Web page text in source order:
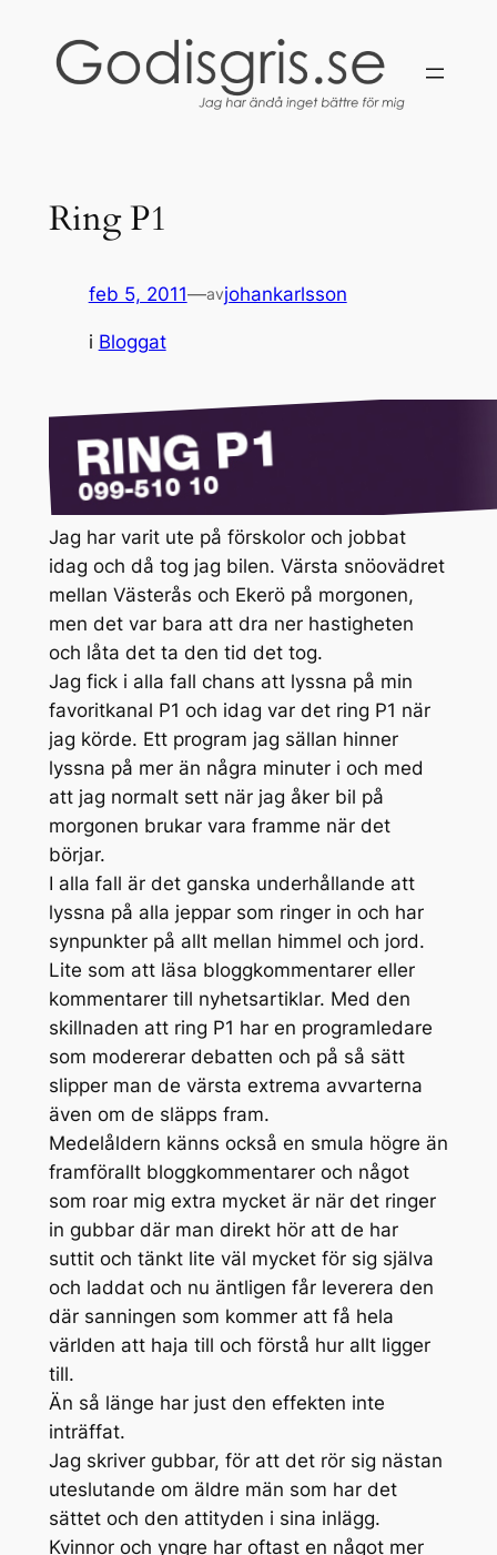
innehåll
Ring P1
feb 5, 2011—avjohankarlsson
i Bloggat
Jag har varit ute på förskolor och jobbat
idag och då tog jag bilen. Värsta snöovädret
mellan Västerås och Ekerö på morgonen,
men det var bara att dra ner hastigheten
och låta det ta den tid det tog.
Jag fick i alla fall chans att lyssna på min
favoritkanal P1 och idag var det ring P1 när
jag körde. Ett program jag sällan hinner
lyssna på mer än några minuter i och med
att jag normalt sett när jag åker bil på
morgonen brukar vara framme när det
börjar.
I alla fall är det ganska underhållande att
lyssna på alla jeppar som ringer in och har
synpunkter på allt mellan himmel och jord.
Lite som att läsa bloggkommentarer eller
kommentarer till nyhetsartiklar. Med den
skillnaden att ring P1 har en programledare
som modererar debatten och på så sätt
slipper man de värsta extrema avvarterna
även om de släpps fram.
Medelåldern känns också en smula högre än
framförallt bloggkommentarer och något
som roar mig extra mycket är när det ringer
in gubbar där man direkt hör att de har
suttit och tänkt lite väl mycket för sig själva
och laddat och nu äntligen får leverera den
där sanningen som kommer att få hela
världen att haja till och förstå hur allt ligger
till.
Än så länge har just den effekten inte
inträffat.
Jag skriver gubbar, för att det rör sig nästan
uteslutande om äldre män som har det
sättet och den attityden i sina inlägg.
Kvinnor och yngre har oftast en något mer